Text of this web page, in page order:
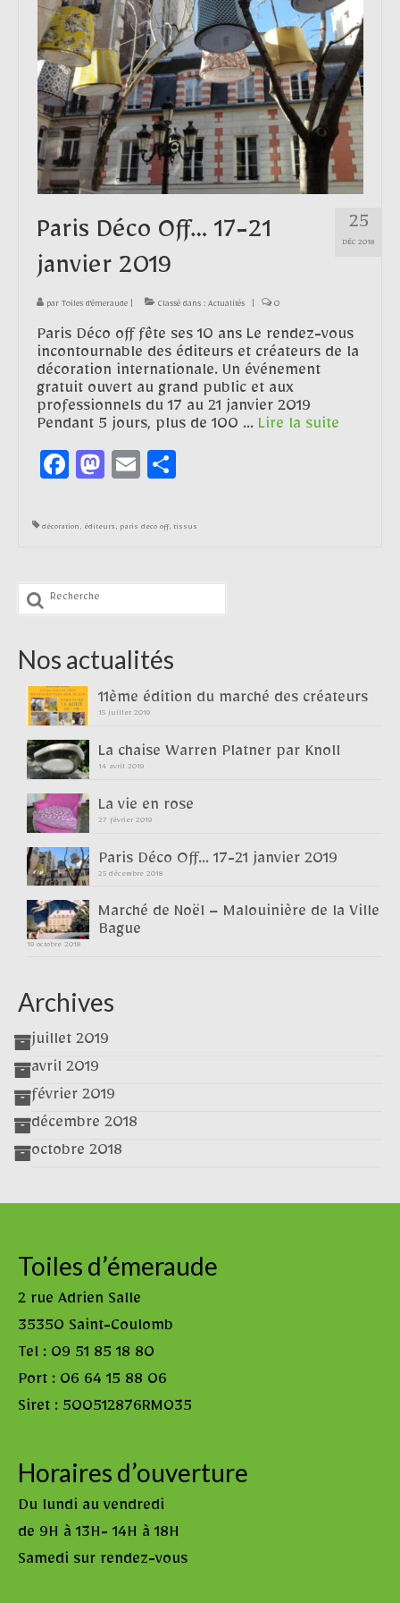
Contact
25
DÉC 2018
Paris Déco Off… 17-21
janvier 2019
par Toiles d'émeraude | Classé dans : Actualités | 0
Paris Déco off fête ses 10 ans Le rendez-vous
incontournable des éditeurs et créateurs de la
décoration internationale. Un événement
gratuit ouvert au grand public et aux
professionnels du 17 au 21 janvier 2019
Pendant 5 jours, plus de 100 … Lire la suite­­
Facebook
Mastodon
Email
décoration , éditeurs , paris deco off, tissus
Rechercher
:
Nos actualités
11ème édition du marché des créateurs
15 juillet 2019
La chaise Warren Platner par Knoll
14 avril 2019
La vie en rose
27 février 2019
Paris Déco Off… 17-21 janvier 2019
25 décembre 2018
Marché de Noël – Malouinière de la Ville
Bague
19 octobre 2018
Archives
juillet 2019
avril 2019
février 2019
décembre 2018
octobre 2018
Toiles d’émeraude
2 rue Adrien Salle
35350 Saint-Coulomb
Tel : 09 51 85 18 80
Port : 06 64 15 88 06
Siret : 500512876RM035
Horaires d’ouverture
Du lundi au vendredi
de 9H à 13H- 14H à 18H
Samedi sur rendez-vous